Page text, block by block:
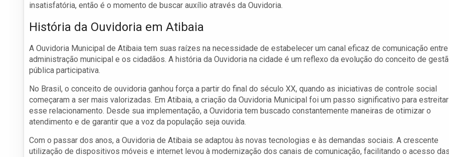
insatisfatória, então é o momento de buscar auxílio através da Ouvidoria.
História da Ouvidoria em Atibaia
A Ouvidoria Municipal de Atibaia tem suas raízes na necessidade de estabelecer um canal eficaz de comunicação
administração municipal e os cidadãos. A história da Ouvidoria na cidade é um reflexo da evolução do conceito de
pública participativa.
No Brasil, o conceito de ouvidoria ganhou força a partir do final do século XX, quando as iniciativas de controle social
começaram a ser mais valorizadas. Em Atibaia, a criação da Ouvidoria Municipal foi um passo significativo para estreitar
esse relacionamento. Desde sua implementação, a Ouvidoria tem buscado constantemente maneiras de otimizar o
atendimento e de garantir que a voz da população seja ouvida.
Com o passar dos anos, a Ouvidoria de Atibaia se adaptou às novas tecnologias e às demandas sociais. A crescente
utilização de dispositivos móveis e internet levou à modernização dos canais de comunicação, facilitando o acesso